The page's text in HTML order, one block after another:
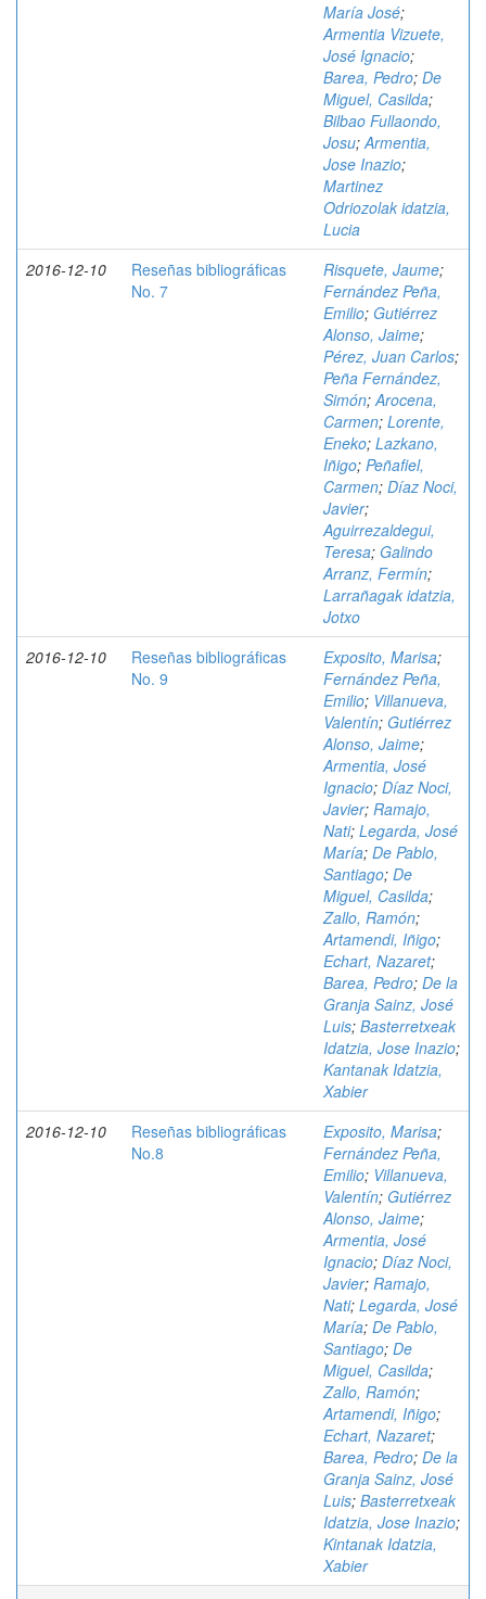
María José;
Armentia Vizuete,
José Ignacio;
Barea, Pedro; De
Miguel, Casilda;
Bilbao Fullaondo,
Josu;Armentia,
Jose Inazio;
Martinez
Odriozolak idatzia,
Lucia
2016-12-10
Reseñas bibliográficas
No. 7
Risquete, Jaume;
Fernández Peña,
Emilio; Gutiérrez
Alonso, Jaime;
Pérez, Juan Carlos;
Peña Fernández,
Simón;Arocena,
Carmen; Lorente,
Eneko; Lazkano,
Iñigo; Peñafiel,
Carmen; Díaz Noci,
Javier;
Aguirrezaldegui,
Teresa; Galindo
Arranz, Fermín;
Larrañagak idatzia,
Jotxo
2016-12-10
Reseñas bibliográficas
No. 9
Exposito, Marisa;
Fernández Peña,
Emilio; Villanueva,
Valentín; Gutiérrez
Alonso, Jaime;
Armentia, José
Ignacio; Díaz Noci,
Javier; Ramajo,
Nati; Legarda, José
María; De Pablo,
Santiago; De
Miguel, Casilda;
Zallo, Ramón;
Artamendi, Iñigo;
Echart, Nazaret;
Barea, Pedro; De la
Granja Sainz, José
Luis; Basterretxeak
Idatzia, Jose Inazio;
Kantanak Idatzia,
Xabier
2016-12-10
Reseñas bibliográficas
No.8
Exposito, Marisa;
Fernández Peña,
Emilio; Villanueva,
Valentín; Gutiérrez
Alonso, Jaime;
Armentia, José
Ignacio; Díaz Noci,
Javier; Ramajo,
Nati; Legarda, José
María; De Pablo,
Santiago; De
Miguel, Casilda;
Zallo, Ramón;
Artamendi, Iñigo;
Echart, Nazaret;
Barea, Pedro; De la
Granja Sainz, José
Luis; Basterretxeak
Idatzia, Jose Inazio;
Kintanak Idatzia,
Xabier